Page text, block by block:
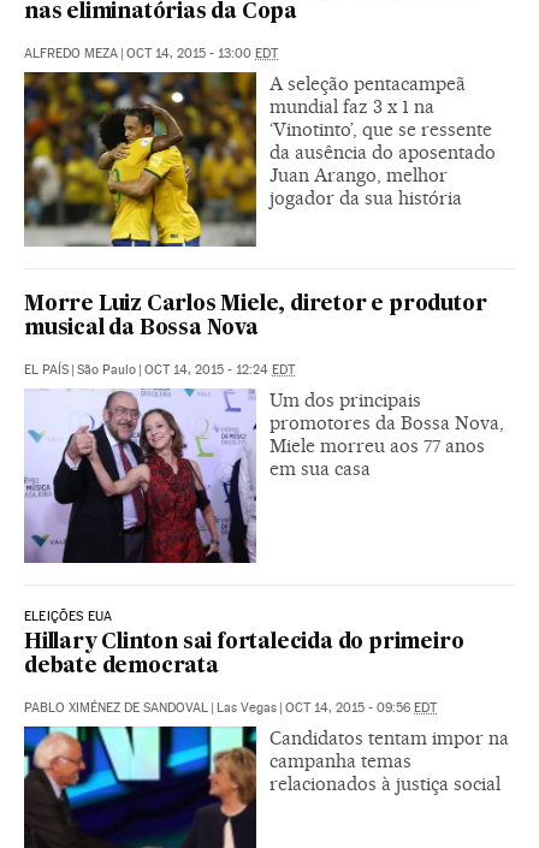
nas eliminatórias da Copa
ALFREDO MEZA | OCT 14, 2015 - 13:00 EDT
A seleção pentacampeã
mundial faz 3 x 1 na
‘Vinotinto’, que se ressente
da ausência do aposentado
Juan Arango, melhor
jogador da sua história
Morre Luiz Carlos Miele, diretor e produtor
musical da Bossa Nova
EL PAÍS | São Paulo | OCT 14, 2015 - 12:24 EDT
Um dos principais
promotores da Bossa Nova,
Miele morreu aos 77 anos
em sua casa
ELEIÇÕES EUA
Hillary Clinton sai fortalecida do primeiro
debate democrata
PABLO XIMÉNEZ DE SANDOVAL | Las Vegas | OCT 14, 2015 - 09:56 EDT
Candidatos tentam impor na
campanha temas
relacionados à justiça social